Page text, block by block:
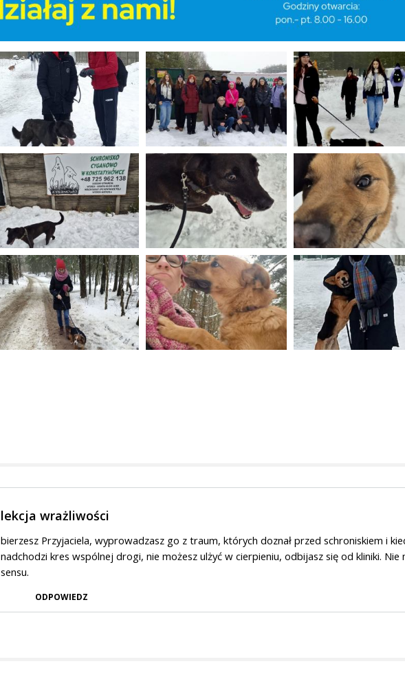
lekcja wrażliwości
bierzesz Przyjaciela, wyprowadzasz go z traum, których doznał przed schroniskiem i
nadchodzi kres wspólnej drogi, nie możesz ulżyć w cierpieniu, odbijasz się od kliniki. Nie
sensu.
ODPOWIEDZ